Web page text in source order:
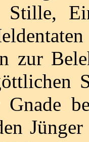
zur